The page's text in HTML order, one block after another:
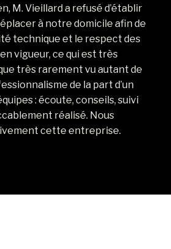
M. Vieillard a refusé d’établir
à notre domicile afin de
technique et le respect des
vigueur, ce qui est très
très rarement vu autant de
de la part d’un
: écoute, conseils, suivi
réalisé. Nous
cette entreprise.